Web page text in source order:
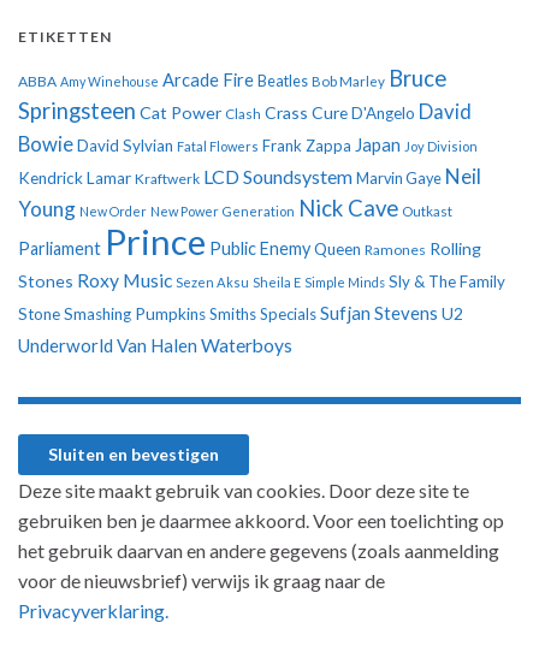
ETIKETTEN
ABBA Amy Winehouse Arcade Fire Beatles Bob Marley Bruce
Springsteen Cat Power Clash Crass CureD'Angelo David
BowieDavid Sylvian Fatal Flowers Frank Zappa Japan Joy Division
Kendrick Lamar Kraftwerk LCD Soundsystem Marvin Gaye Neil
Young New Order New Power Generation Nick Cave Outkast
Parliament Prince Public EnemyQueen Ramones Rolling
Stones Roxy Music Sezen Aksu Sheila E Simple Minds Sly & The Family
StoneSmashing PumpkinsSmithsSpecialsSufjan Stevens U2
Underworld Van Halen Waterboys
Deze site maakt gebruik van cookies. Door deze site te
gebruiken ben je daarmee akkoord. Voor een toelichting op
het gebruik daarvan en andere gegevens (zoals aanmelding
voor de nieuwsbrief) verwijs ik graag naar de
Privacyverklaring.